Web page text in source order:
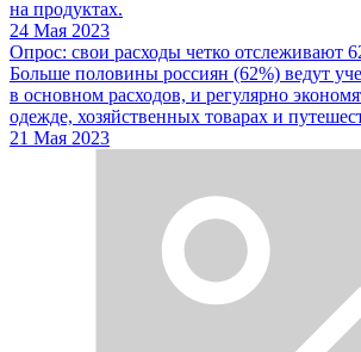
на продуктах.
24 Мая 2023
Опрос: свои расходы четко отслеживают
Больше половины россиян (62%) ведут
в основном расходов, и регулярно
одежде, хозяйственных товарах и
21 Мая 2023